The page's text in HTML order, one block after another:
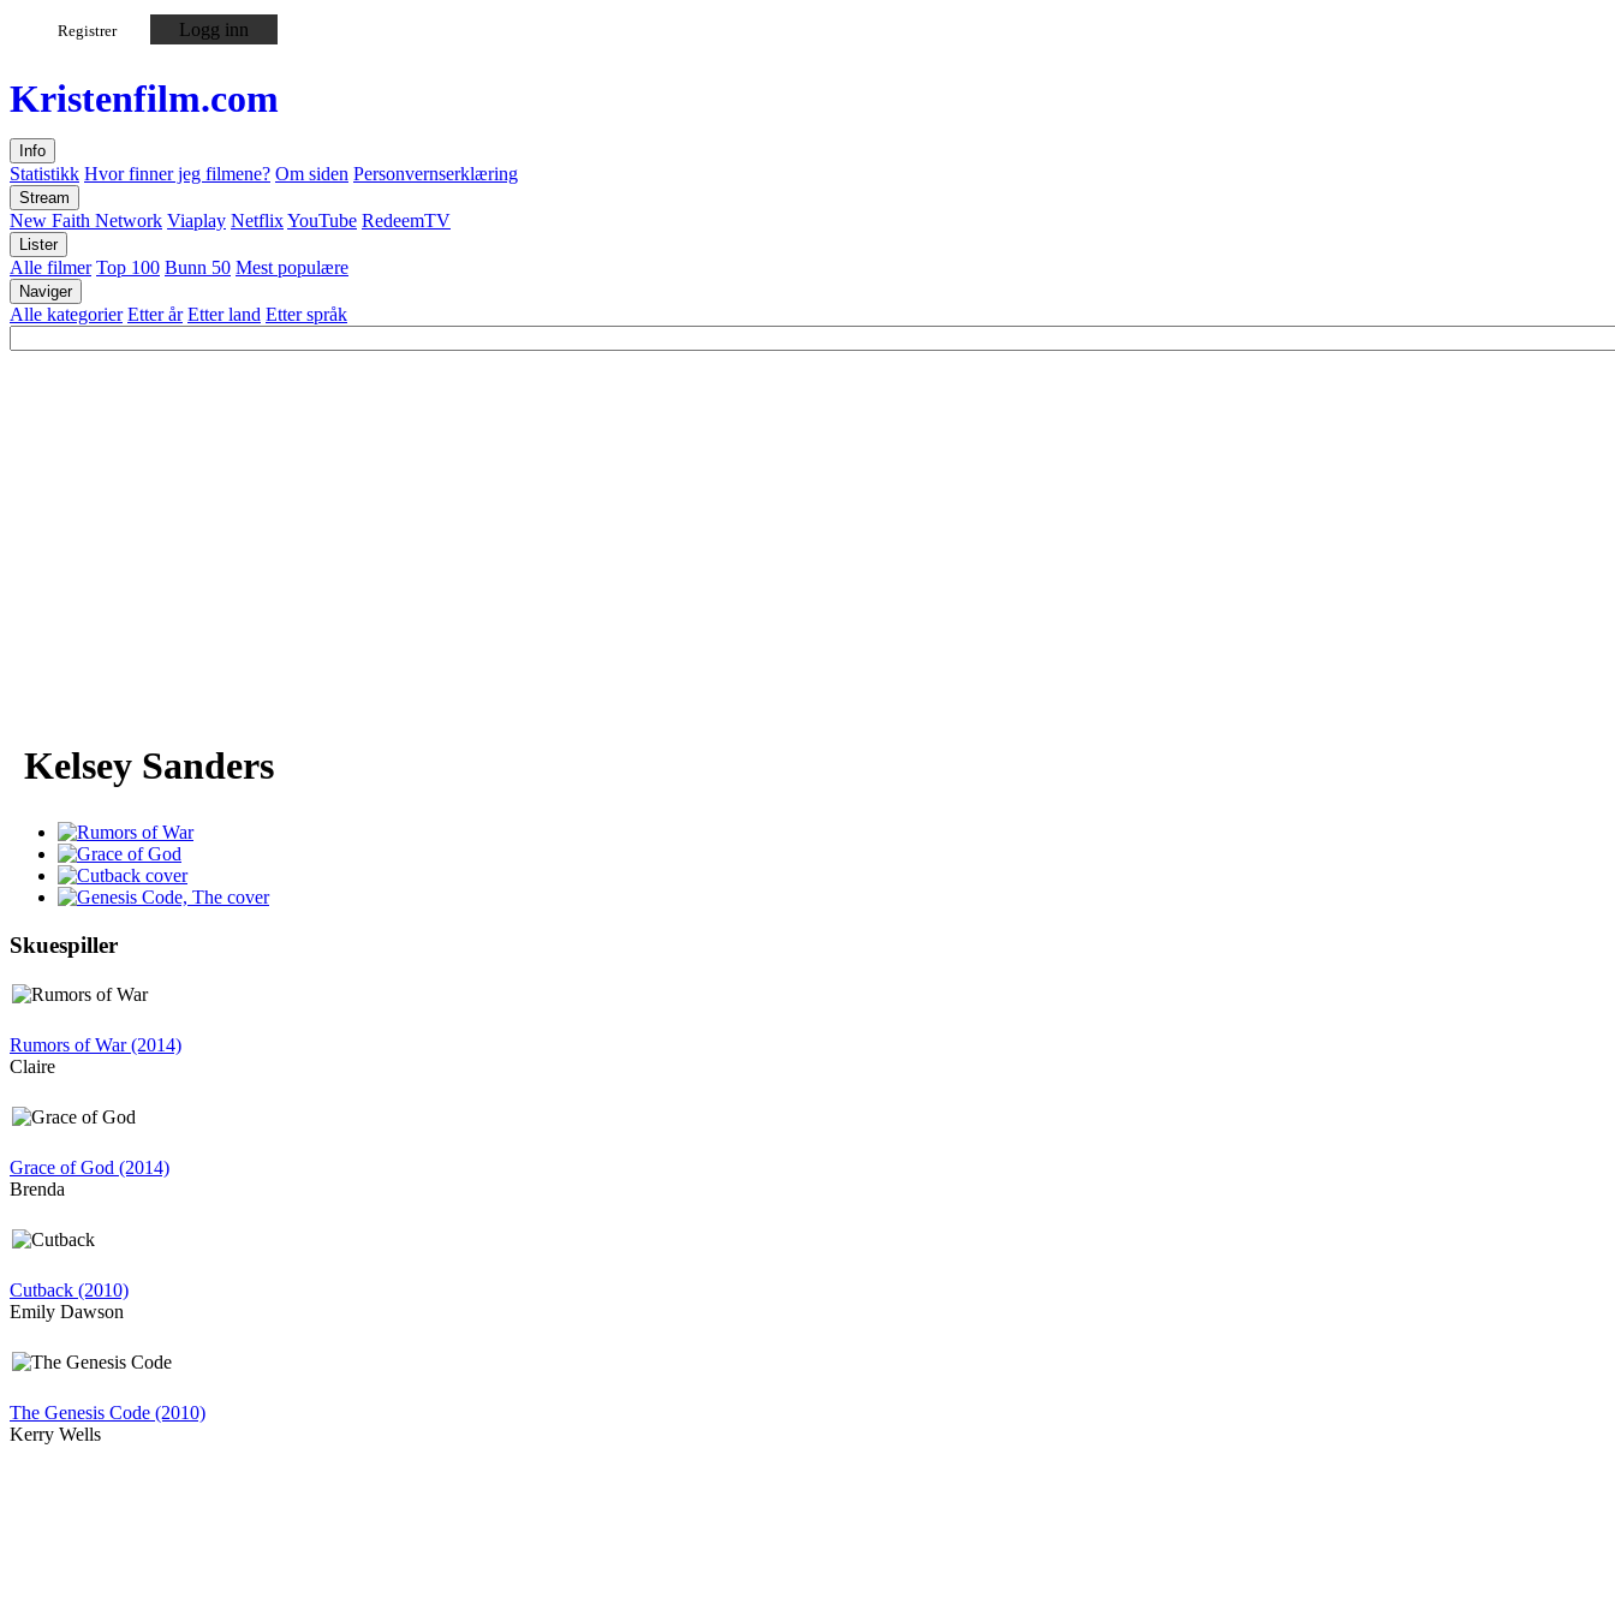
Registrer Logg inn
Kristenfilm.com
Info
Statistikk Hvor finner jeg filmene? Om siden Personvernserklæring
Stream
New Faith Network Viaplay NetflixYouTube RedeemTV
Lister
Alle filmer Top 100 Bunn 50 Mest populære
Naviger
Alle kategorier Etter år Etter land Etter språk
Kelsey Sanders
Skuespiller
Rumors of War (2014)
Claire
Grace of God (2014)
Brenda
Cutback (2010)
Emily Dawson
The Genesis Code (2010)
Kerry Wells